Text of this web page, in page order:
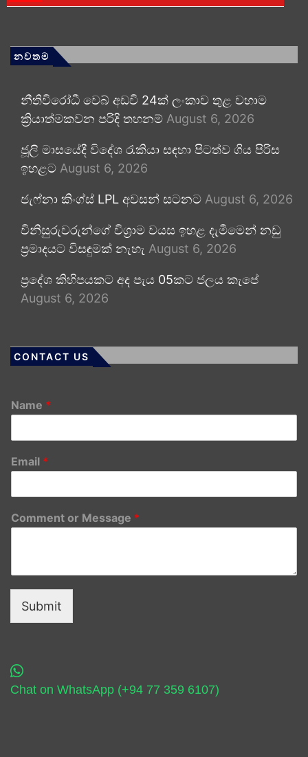
නවතම
නීතිවිරෝධී වෙබ් අඩවි 24ක් ලංකාව තුළ වහාම
ක්‍රියාත්මකවන පරිදි තහනම් August 6, 2026
ජූලි මාසයේදී විදේශ රැකියා සඳහා පිටත්ව ගිය පිරිස
ඉහළට August 6, 2026
ජැෆ්නා කිංග්ස් LPL අවසන් සටනට August 6, 2026
විනිසුරුවරුන්ගේ විශ්‍රාම වයස ඉහළ දැමීමෙන් නඩු
ප්‍රමාදයට විසඳුමක් නැහැ August 6, 2026
ප්‍රදේශ කිහිපයකට අද පැය 05කට ජලය කැපේ
August 6, 2026
CONTACT US
Name *
Email *
Comment or Message *
Submit
Chat on WhatsApp (+94 77 359 6107)